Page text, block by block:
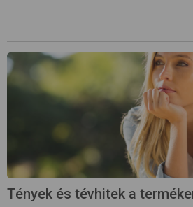
Tények és tévhitek a